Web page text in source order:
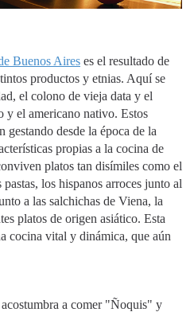
Buenos Aires es el resultado de
productos y etnias. Aquí se
el colono de vieja data y el
y el americano nativo. Estos
gestando desde la época de la
propias a la cocina de
platos tan disímiles como el
los hispanos arroces junto al
a las salchichas de Viena, la
platos de origen asiático. Esta
cocina vital y dinámica, que aún
acostumbra a comer "Ñoquis" y